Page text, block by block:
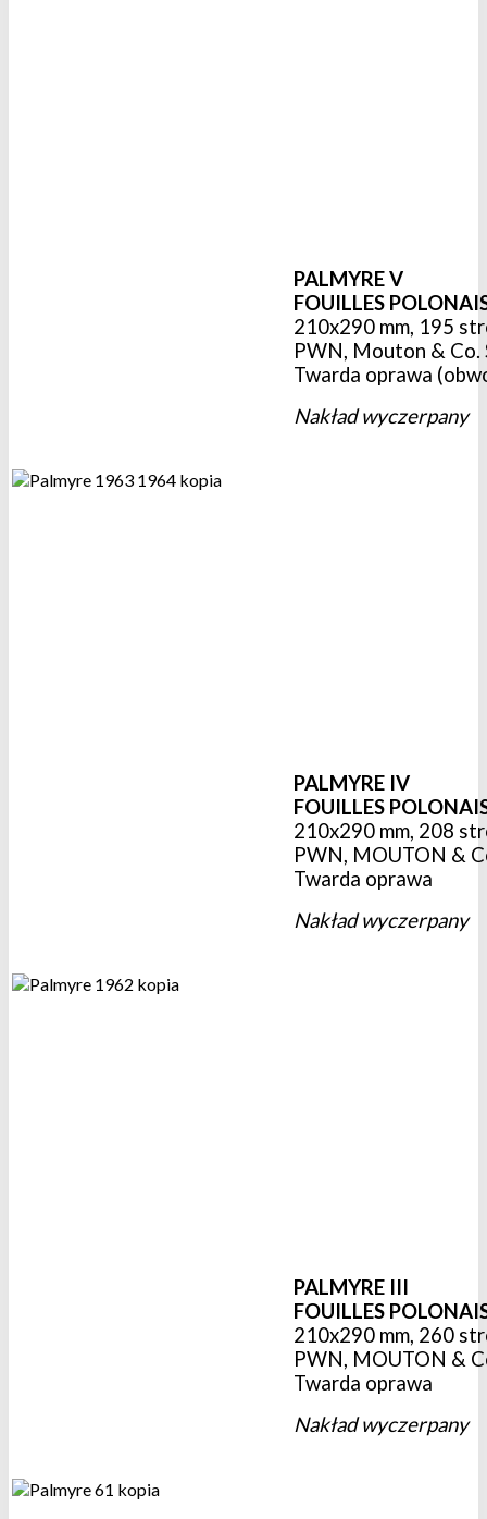
PALMYRE V
FOUILLES
210x290 mm, 195
PWN, Mouton & Co.
Twarda oprawa
Nakład wyczerpany
PALMYRE IV
FOUILLES
210x290 mm, 208
PWN, MOUTON &
Twarda oprawa
Nakład wyczerpany
PALMYRE III
FOUILLES
210x290 mm, 260
PWN, MOUTON &
Twarda oprawa
Nakład wyczerpany